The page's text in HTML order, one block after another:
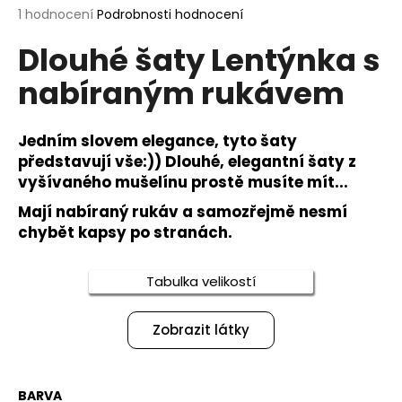
Průměrné
produktu
je
hvězdiček.
1 hodnocení Podrobnosti hodnocení
Dlouhé šaty Lentýnka s
nabíraným rukávem
Jedním slovem elegance, tyto šaty
představují vše:)) Dlouhé, elegantní šaty z
vyšívaného mušelínu prostě musíte mít...
Mají nabíraný rukáv a samozřejmě nesmí
chybět kapsy po stranách.
Tabulka velikostí
Zobrazit látky
BARVA
a
j
í
t
HLEDAT
u